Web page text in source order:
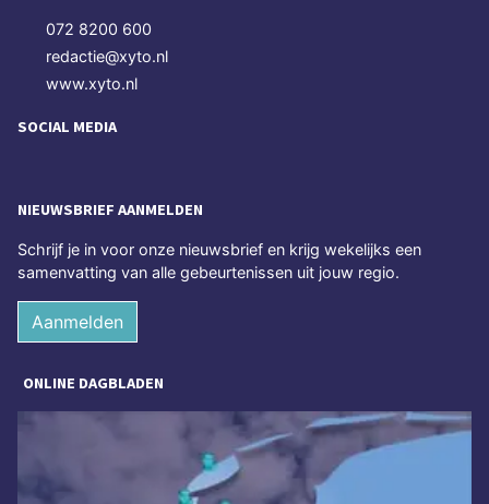
072 8200 600
redactie@xyto.nl
www.xyto.nl
SOCIAL MEDIA
NIEUWSBRIEF AANMELDEN
Schrijf je in voor onze nieuwsbrief en krijg wekelijks een
samenvatting van alle gebeurtenissen uit jouw regio.
Aanmelden
ONLINE DAGBLADEN